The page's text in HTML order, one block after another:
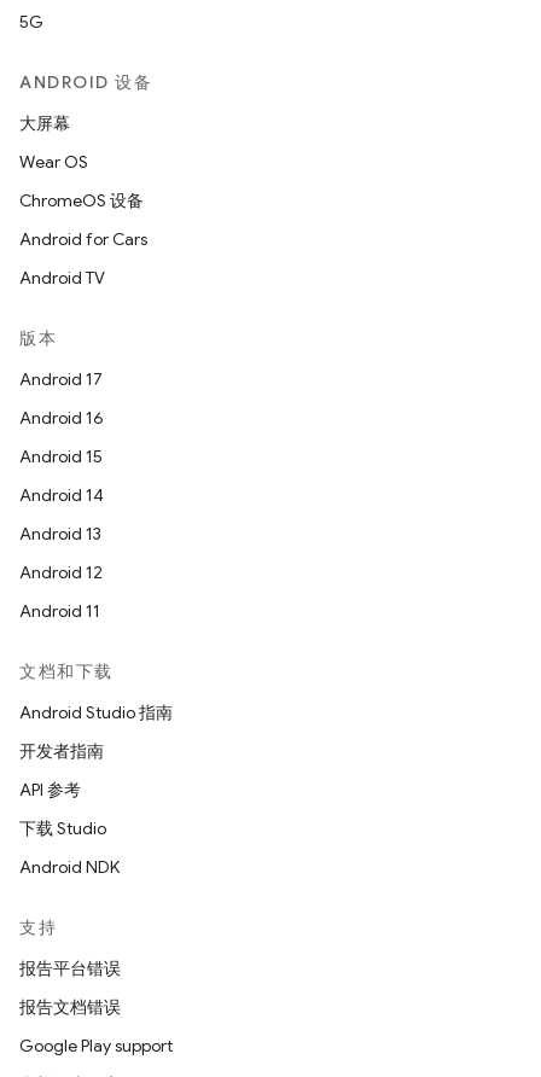
5G
ANDROID 设备
大屏幕
Wear OS
ChromeOS 设备
Android for Cars
Android TV
版本
Android 17
Android 16
Android 15
Android 14
Android 13
Android 12
Android 11
文档和下载
Android Studio 指南
开发者指南
API 参考
下载 Studio
Android NDK
支持
报告平台错误
报告文档错误
Google Play support